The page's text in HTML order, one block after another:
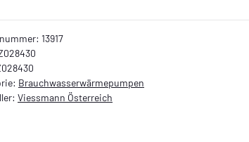
13917
Brauchwasserwärmepumpen
Viessmann Österreich